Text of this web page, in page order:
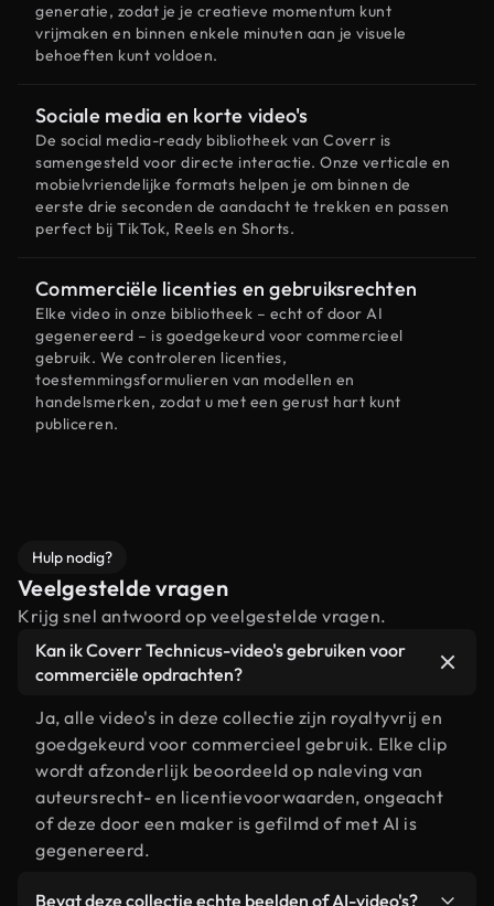
generatie, zodat je je creatieve momentum kunt
vrijmaken en binnen enkele minuten aan je visuele
behoeften kunt voldoen.
Sociale media en korte video's
De social media-ready bibliotheek van Coverr is
samengesteld voor directe interactie. Onze verticale en
mobielvriendelijke formats helpen je om binnen de
eerste drie seconden de aandacht te trekken en passen
perfect bij TikTok, Reels en Shorts.
Commerciële licenties en gebruiksrechten
Elke video in onze bibliotheek – echt of door AI
gegenereerd – is goedgekeurd voor commercieel
gebruik. We controleren licenties,
toestemmingsformulieren van modellen en
handelsmerken, zodat u met een gerust hart kunt
publiceren.
Hulp nodig?
Veelgestelde vragen
Krijg snel antwoord op veelgestelde vragen.
Kan ik Coverr Technicus-video's gebruiken voor
commerciële opdrachten?
Ja, alle video's in deze collectie zijn royaltyvrij en
goedgekeurd voor commercieel gebruik. Elke clip
wordt afzonderlijk beoordeeld op naleving van
auteursrecht- en licentievoorwaarden, ongeacht
of deze door een maker is gefilmd of met AI is
gegenereerd.
Bevat deze collectie echte beelden of AI-video's?